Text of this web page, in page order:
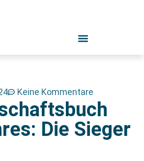
Keine Kommentare
Die Sieger